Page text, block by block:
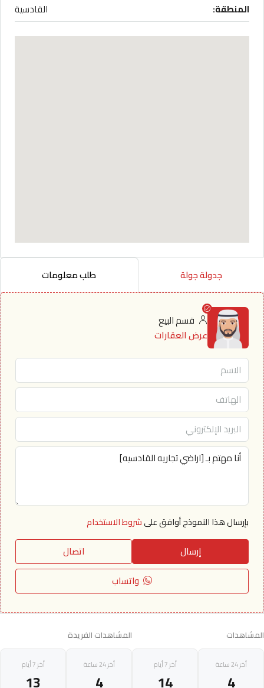
المنطقة:
القادسية
جدولة جولة طلب معلومات
قسم البيع
عرض العقارات
بإرسال هذا النموذج أوافق علىشروط الاستخدام
إرسال
اتصال
واتساب
المشاهدات
أخر 24 ساعة
4
أخر 7 أيام
14
المشاهدات الفريدة
أخر 24 ساعة
4
أخر 7 أيام
13